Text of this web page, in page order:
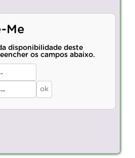
Me
disponibilidade deste
os campos abaixo.